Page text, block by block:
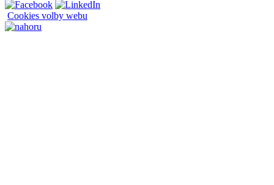
Cookies volby webu